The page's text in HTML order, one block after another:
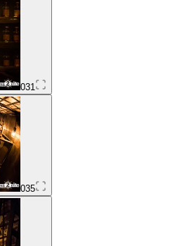
031
035